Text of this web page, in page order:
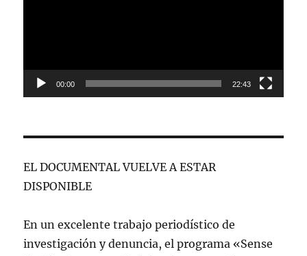
00:00 22:43
EL DOCUMENTAL VUELVE A ESTAR
DISPONIBLE
En un excelente trabajo periodístico de
investigación y denuncia, el programa «Sense